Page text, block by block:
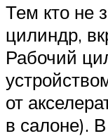
Тем кто не
цилиндр,
Рабочий
от
в салоне).